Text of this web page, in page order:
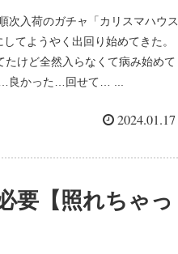
入荷のガチャ「カリスマハウス
てようやく出回り始めてきた。
けど全然入らなくて病み始めて
良かった…回せて… ...
2024.01.17
要【照れちゃっ